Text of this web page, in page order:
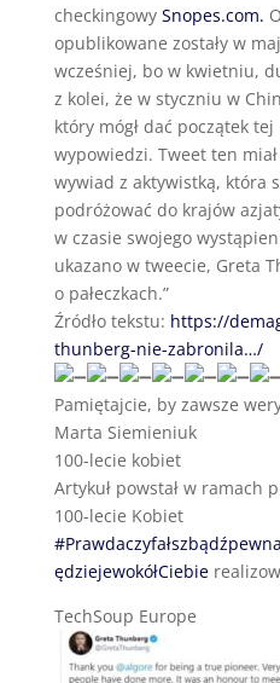
checkingowy Snopes.com.
opublikowane zostały w
wcześniej, bo w kwietniu,
z kolei, że w styczniu w
który mógł dać początek
wypowiedzi. Tweet ten
wywiad z aktywistką, która
podróżować do krajów
w czasie swojego
ukazano w tweecie, Greta
o pałeczkach.”
Źródło tekstu: https://
thunberg-nie-zabronila…/
Pamiętajcie, by zawsze
Marta Siemieniuk
100-lecie kobiet
Artykuł powstał w ramach
100-lecie Kobiet
ędziejewokółCiebie
TechSoup Europe